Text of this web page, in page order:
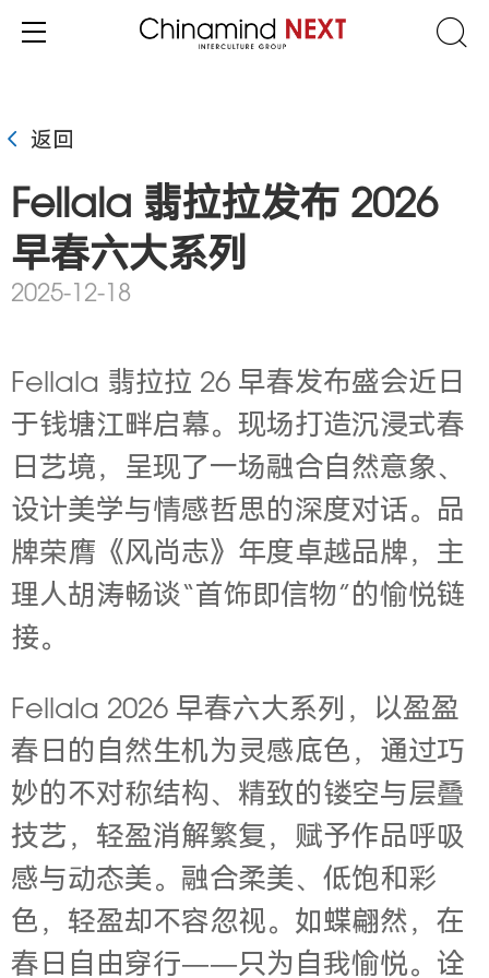
返回
Fellala 翡拉拉发布 2026
早春六大系列
2025-12-18
Fellala 翡拉拉 26 早春发布盛会近日
于钱塘江畔启幕。现场打造沉浸式春
日艺境，呈现了一场融合自然意象、
设计美学与情感哲思的深度对话。品
牌荣膺《风尚志》年度卓越品牌，主
理人胡涛畅谈“首饰即信物”的愉悦链
接。
Fellala 2026 早春六大系列，以盈盈
春日的自然生机为灵感底色，通过巧
妙的不对称结构、精致的镂空与层叠
技艺，轻盈消解繁复，赋予作品呼吸
感与动态美。融合柔美、低饱和彩
色，轻盈却不容忽视。如蝶翩然，在
春日自由穿行——只为自我愉悦。诠